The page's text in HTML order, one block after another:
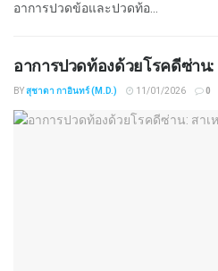
อาการปวดข้อและปวดท้อ...
อาการปวดท้องด้วยโรคดีซ่าน
BYสุชาดา กาอินทร์ (M.D.) 11/01/2026 0